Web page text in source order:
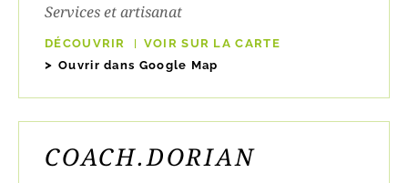
Services et artisanat
DÉCOUVRIR
VOIR SUR LA CARTE
Ouvrir dans Google Map
COACH.DORIAN